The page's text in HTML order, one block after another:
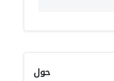
حول